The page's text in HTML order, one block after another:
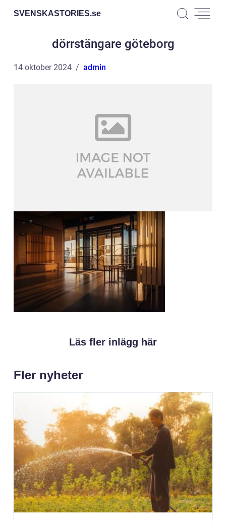
SVENSKASTORIES.se
dörrstängare göteborg
14 oktober 2024 admin
Läs fler inlägg här
Fler nyheter